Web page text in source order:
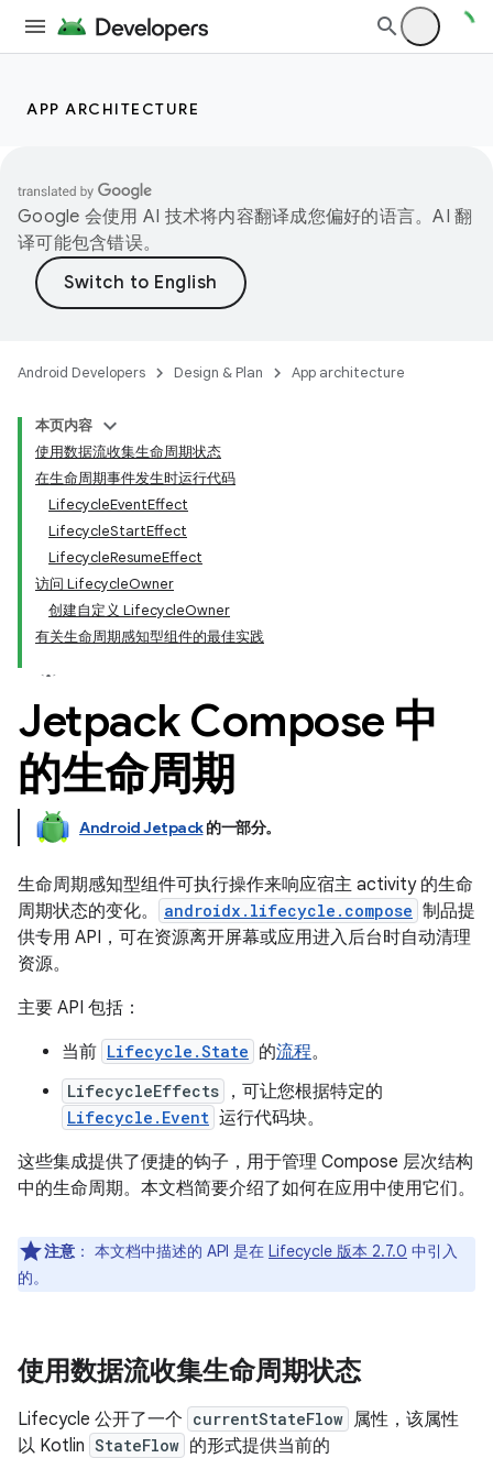
APP ARCHITECTURE
Google 会使用 AI 技术将内容翻译成您偏好的语言。AI 翻
译可能包含错误。
Android Developers Design & Plan App architecture
本页内容
使用数据流收集生命周期状态
在生命周期事件发生时运行代码
LifecycleEventEffect
LifecycleStartEffect
LifecycleResumeEffect
访问 LifecycleOwner
创建自定义 LifecycleOwner
有关生命周期感知型组件的最佳实践
Jetpack Compose 中
的生命周期
Android Jetpack的一部分。
生命周期感知型组件可执行操作来响应宿主 activity 的生命
周期状态的变化。
androidx.lifecycle.compose 制品提
供专用 API，可在资源离开屏幕或应用进入后台时自动清理
资源。
主要 API 包括：
当前 Lifecycle.State 的流程。
LifecycleEffects ，可让您根据特定的
Lifecycle.Event 运行代码块。
这些集成提供了便捷的钩子，用于管理 Compose 层次结构
中的生命周期。本文档简要介绍了如何在应用中使用它们。
注意 ： 本文档中描述的 API 是在 Lifecycle 版本 2.7.0 中引入
的。
使用数据流收集生命周期状态
Lifecycle 公开了一个 currentStateFlow 属性，该属性
以 Kotlin StateFlow 的形式提供当前的